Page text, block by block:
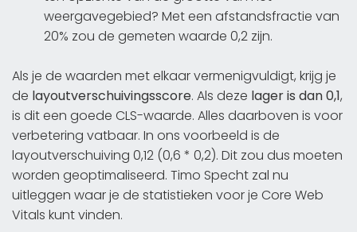
weergavegebied? Met een afstandsfractie van
20% zou de gemeten waarde 0,2 zijn.
Als je de waarden met elkaar vermenigvuldigt, krijg je
de layoutverschuivingsscore. Als deze lager is dan 0,1,
is dit een goede CLS-waarde. Alles daarboven is voor
verbetering vatbaar. In ons voorbeeld is de
layoutverschuiving 0,12 (0,6 * 0,2). Dit zou dus moeten
worden geoptimaliseerd. Timo Specht zal nu
uitleggen waar je de statistieken voor je Core Web
Vitals kunt vinden.